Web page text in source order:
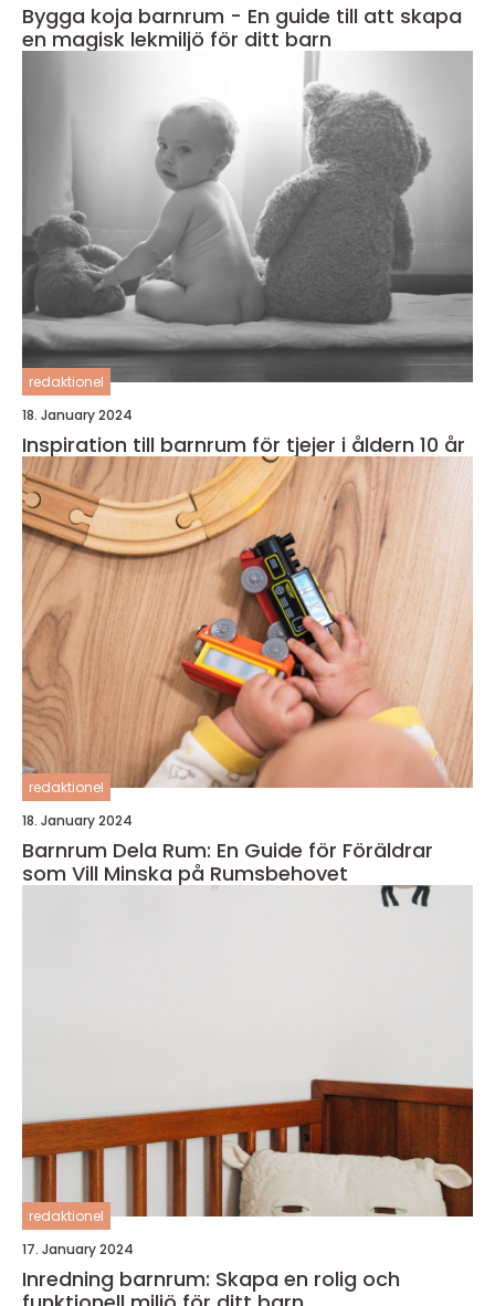
Bygga koja barnrum - En guide till att skapa
en magisk lekmiljö för ditt barn
redaktionel
18. January 2024
Inspiration till barnrum för tjejer i åldern 10 år
redaktionel
18. January 2024
Barnrum Dela Rum: En Guide för Föräldrar
som Vill Minska på Rumsbehovet
redaktionel
17. January 2024
Inredning barnrum: Skapa en rolig och